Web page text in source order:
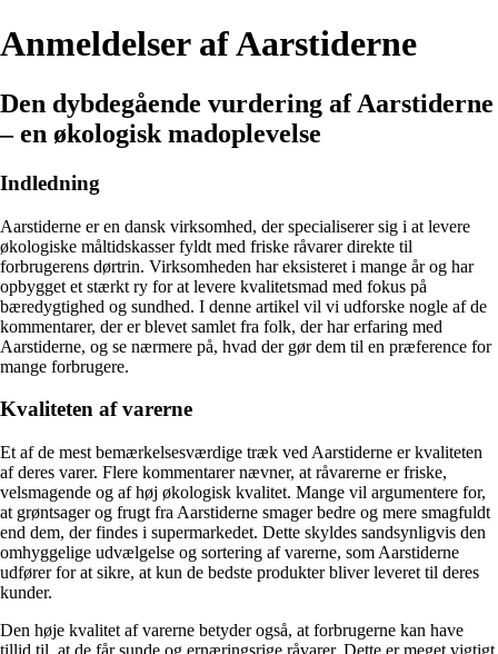
Anmeldelser af Aarstiderne
Den dybdegående vurdering af Aarstiderne
– en økologisk madoplevelse
Indledning
Aarstiderne er en dansk virksomhed, der specialiserer sig i at levere
økologiske måltidskasser fyldt med friske råvarer direkte til
forbrugerens dørtrin. Virksomheden har eksisteret i mange år og har
opbygget et stærkt ry for at levere kvalitetsmad med fokus på
bæredygtighed og sundhed. I denne artikel vil vi udforske nogle af de
kommentarer, der er blevet samlet fra folk, der har erfaring med
Aarstiderne, og se nærmere på, hvad der gør dem til en præference for
mange forbrugere.
Kvaliteten af varerne
Et af de mest bemærkelsesværdige træk ved Aarstiderne er kvaliteten
af deres varer. Flere kommentarer nævner, at råvarerne er friske,
velsmagende og af høj økologisk kvalitet. Mange vil argumentere for,
at grøntsager og frugt fra Aarstiderne smager bedre og mere smagfuldt
end dem, der findes i supermarkedet. Dette skyldes sandsynligvis den
omhyggelige udvælgelse og sortering af varerne, som Aarstiderne
udfører for at sikre, at kun de bedste produkter bliver leveret til deres
kunder.
Den høje kvalitet af varerne betyder også, at forbrugerne kan have
tillid til, at de får sunde og ernæringsrige råvarer. Dette er meget vigtigt